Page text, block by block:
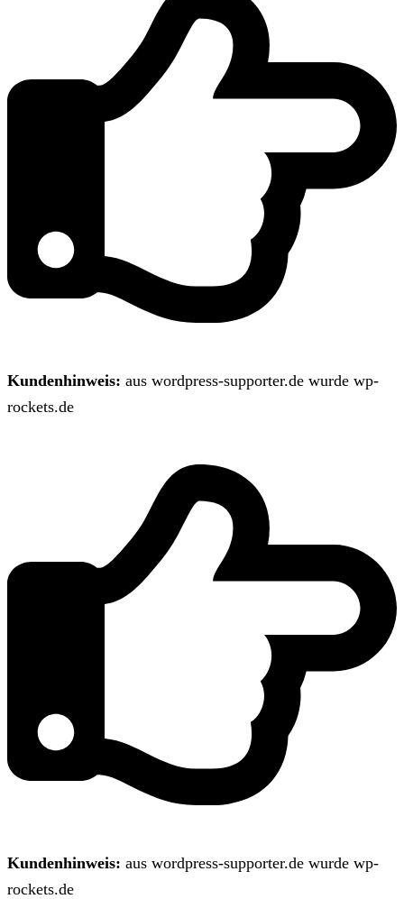
Kundenhinweis: aus wordpress-supporter.de wurde wp-
rockets.de
Kundenhinweis: aus wordpress-supporter.de wurde wp-
rockets.de